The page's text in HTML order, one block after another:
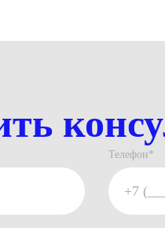
Эксперт
Телефон*